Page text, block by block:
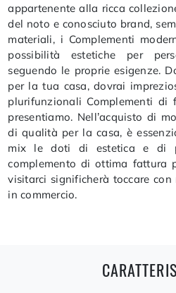
appartenente alla ricca
del noto e conosciuto brand,
materiali, i Complementi
possibilità estetiche per
seguendo le proprie esigenze.
per la tua casa, dovrai
plurifunzionali Complementi di
presentiamo. Nell’acquisto di
di qualità per la casa, è
mix le doti di estetica e di
complemento di ottima fattura
visitarci significherà toccare
in commercio.